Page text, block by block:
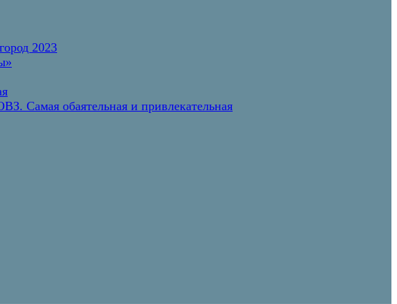
2023
Самая обаятельная и привлекательная